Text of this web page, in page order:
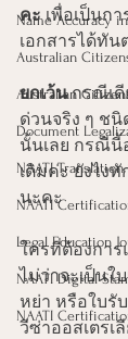
Name Accuracy
Australian
Australian
Document
NAATI
NAATI
Legal Education
NAATI Digital
NAATI
คะ เพื่อเป็นก
เอกสารได้ทั
ยกเว้น กรณีเดี
ด่วนจริง ๆ ชนิ
นั้นเลย กรณีนี้
เติมค่ะ ยังไง
นะคะ
ใครที่ต้องการ
ไม่ว่าจะเป็นใ
หย่า หรือใบรั
วีซ่าออสเตรเ